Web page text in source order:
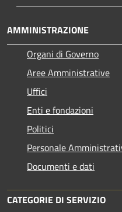
AMMINISTRAZIONE
Organi di Governo
Aree Amministrative
Uffici
Enti e fondazioni
Politici
Personale
Documenti e dati
CATEGORIE DI SERVIZIO